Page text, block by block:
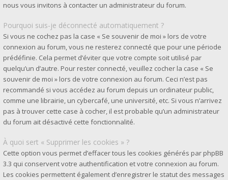
nous vous invitons à contacter un administrateur du forum.
Pourquoi suis-je déconnecté automatiquement ?
Si vous ne cochez pas la case « Se souvenir de moi » lors de votre
connexion au forum, vous ne resterez connecté que pour une période
prédéfinie. Cela permet d’éviter que votre compte soit utilisé par
quelqu’un d’autre. Pour rester connecté, veuillez cocher la case « Se
souvenir de moi » lors de votre connexion au forum. Ceci n’est pas
recommandé si vous accédez au forum depuis un ordinateur public,
comme une librairie, un cybercafé, une université, etc. Si vous n’arrivez
pas à trouver cette case à cocher, il est probable qu’un administrateur
du forum ait désactivé cette fonctionnalité.
À quoi sert « Supprimer les cookies » ?
Cette option vous permet d’effacer tous les cookies générés par phpBB
3.3 qui conservent votre authentification et votre connexion au forum.
Les cookies permettent également d’enregistrer le statut des messages